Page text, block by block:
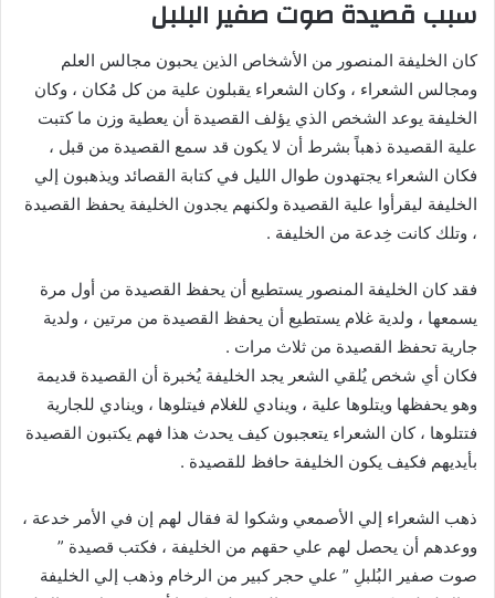
سبب قصيدة صوت صفير البلبل
كان الخليفة المنصور من الأشخاص الذين يحبون مجالس العلم
ومجالس الشعراء ، وكان الشعراء يقبلون علية من كل مُكان ، وكان
الخليفة يوعد الشخص الذي يؤلف القصيدة أن يعطية وزن ما كتبت
علية القصيدة ذهباً بشرط أن لا يكون قد سمع القصيدة من قبل ،
فكان الشعراء يجتهدون طوال الليل في كتابة القصائد ويذهبون إلي
الخليفة ليقرأوا علية القصيدة ولكنهم يجدون الخليفة يحفظ القصيدة
، وتلك كانت خِدعة من الخليفة .
فقد كان الخليفة المنصور يستطيع أن يحفظ القصيدة من أول مرة
يسمعها ، ولدية غلام يستطيع أن يحفظ القصيدة من مرتين ، ولدية
جارية تحفظ القصيدة من ثلاث مرات .
فكان أي شخص يُلقي الشعر يجد الخليفة يُخبرة أن القصيدة قديمة
وهو يحفظها ويتلوها علية ، وينادي للغلام فيتلوها ، وينادي للجارية
فتتلوها ، كان الشعراء يتعجبون كيف يحدث هذا فهم يكتبون القصيدة
بأيديهم فكيف يكون الخليفة حافظ للقصيدة .
ذهب الشعراء إلي الأصمعي وشكوا لة فقال لهم إن في الأمر خدعة ،
ووعدهم أن يحصل لهم علي حقهم من الخليفة ، فكتب قصيدة ”
صوت صفير البُلبلِ ” علي حجر كبير من الرخام وذهب إلي الخليفة